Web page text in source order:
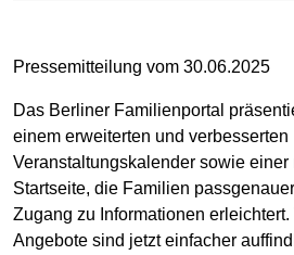
Pressemitteilung vom 30.06.2025
Das Berliner Familienportal
einem erweiterten und verbesserten
Veranstaltungskalender sowie einer
Startseite, die Familien
Zugang zu Informationen
Angebote sind jetzt einfacher